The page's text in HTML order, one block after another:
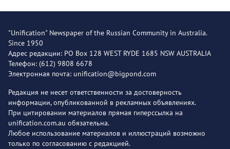
"Unification" Newspaper of the Russian Community in Australia.
Since 1950
Адрес редакции: PO Box 128 WEST RYDE 1685 NSW AUSTRALIA
Телефон: (612) 9808 6678
Электронная почта: unification@bigpond.com
Редакция не несет ответственности за достоверность
информации, опубликованной в рекламных объявлениях.
При цитировании материалов прямая гиперссылка на
unification.com.au обязательна.
Любое использование материалов и иллюстраций возможно
только по согласованию с редакцией.